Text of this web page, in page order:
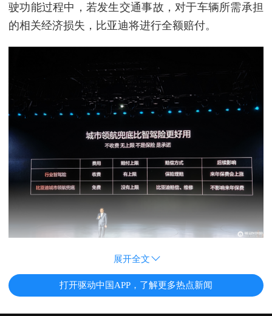
驶功能过程中，若发生交通事故，对于车辆所需承担
的相关经济损失，比亚迪将进行全额赔付。
展开全文
打开驱动中国APP，了解更多热点新闻